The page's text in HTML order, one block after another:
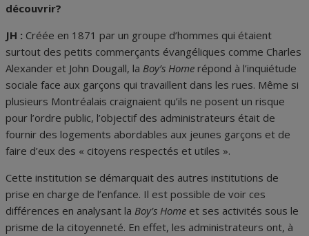
découvrir?
JH : Créée en 1871 par un groupe d’hommes qui étaient
surtout des petits commerçants évangéliques comme Charles
Alexander et John Dougall, la Boy’s Home répond à l’inquiétude
sociale face aux garçons qui travaillent dans les rues. Même si
plusieurs Montréalais craignaient qu’ils ne posent un risque
pour l’ordre public, l’objectif des administrateurs était de
fournir des logements abordables aux jeunes garçons et de
faire d’eux des « citoyens respectés et utiles ».
Cette institution se démarquait des autres institutions de
prise en charge de l’enfance. Il est possible de voir ces
différences en analysant la Boy’s Home et ses activités sous le
prisme de la citoyenneté. En effet, les administrateurs ont, à